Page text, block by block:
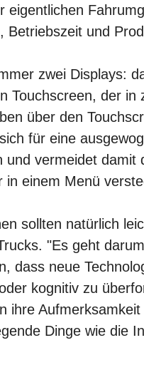
Betriebszeit und
zwei Displays:
Touchscreen, der
über den
für eine
vermeidet damit
einem Menü
sollten natürlich
"Es geht
dass neue
kognitiv zu
ihre
Dinge wie die